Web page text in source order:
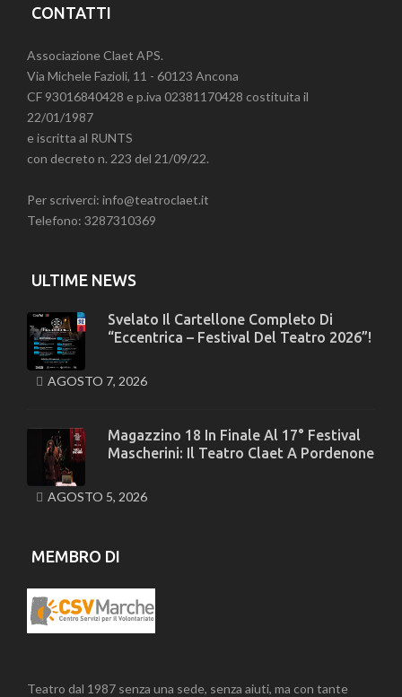
CONTATTI
Associazione Claet APS.
Via Michele Fazioli, 11 - 60123 Ancona
CF 93016840428 e p.iva 02381170428 costituita il
22/01/1987
e iscritta al RUNTS
con decreto n. 223 del 21/09/22.
Per scriverci: info@teatroclaet.it
Telefono: 3287310369
ULTIME NEWS
Svelato Il Cartellone Completo Di
“Eccentrica – Festival Del Teatro 2026”!
AGOSTO 7, 2026
Magazzino 18 In Finale Al 17° Festival
Mascherini: Il Teatro Claet A Pordenone
AGOSTO 5, 2026
MEMBRO DI
Teatro dal 1987 senza una sede, senza aiuti, ma con tante